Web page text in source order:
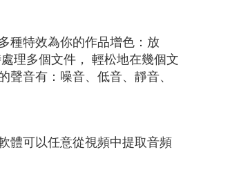
種特效為你的作品增色：放
理多個文件， 輕松地在幾個文
音有：噪音、低音、靜音、
體可以任意從視頻中提取音頻